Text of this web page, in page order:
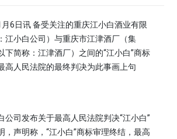
日讯 备受关注的重庆江小白酒业有限
江小白公司）与重庆市江津酒厂（集
下简称：江津酒厂）之间的“江小白”商标
高人民法院的最终判决为此事画上句
司发布关于最高人民法院判决“江小白”
，声明称，“江小白”商标审理终结，最高